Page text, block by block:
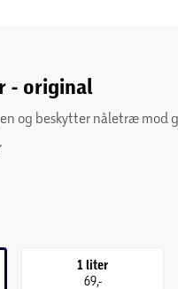
- original
og beskytter nåletræ mod
1 liter
69,-